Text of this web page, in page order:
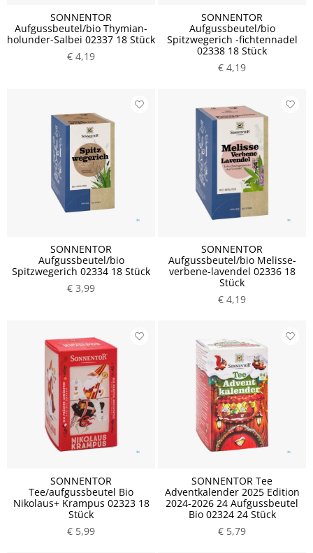
SONNENTOR
Aufgussbeutel/bio Thymian-
holunder-Salbei 02337 18 Stück
€ 4,19
SONNENTOR
Aufgussbeutel/bio
Spitzwegerich -fichtennadel
02338 18 Stück
€ 4,19
SONNENTOR
Aufgussbeutel/bio
Spitzwegerich 02334 18 Stück
€ 3,99
SONNENTOR
Aufgussbeutel/bio Melisse-
verbene-lavendel 02336 18
Stück
€ 4,19
SONNENTOR
Tee/aufgussbeutel Bio
Nikolaus+ Krampus 02323 18
Stück
€ 5,99
SONNENTOR Tee
Adventkalender 2025 Edition
2024-2026 24 Aufgussbeutel
Bio 02324 24 Stück
€ 5,79